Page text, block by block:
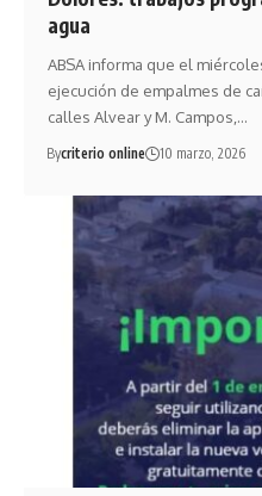
agua
ABSA informa que el
ejecución de empalmes de
calles Alvear y M. Campos,…
Bycriterio online 10 marzo, 2026